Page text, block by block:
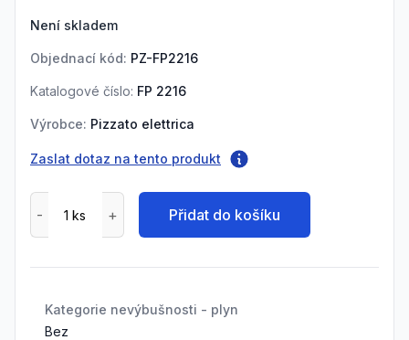
Není skladem
Objednací kód: PZ-FP2216
Katalogové číslo: FP 2216
Výrobce: Pizzato elettrica
Zaslat dotaz na tento produkt
Přidat do košíku
Kategorie nevýbušnosti - plyn
Bez